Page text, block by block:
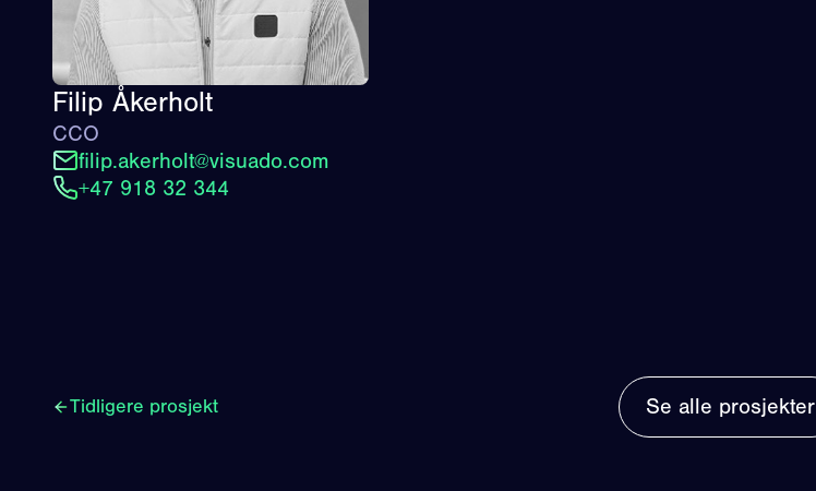
Filip Åkerholt
CCO
filip.akerholt@visuado.com
+47 918 32 344
Tidligere prosjekt Se alle prosjekter